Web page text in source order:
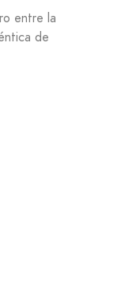
entre la
de